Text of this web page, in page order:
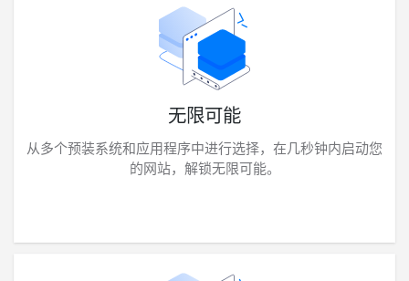
无限可能
从多个预装系统和应用程序中进行选择，在几秒钟内启动您
的网站，解锁无限可能。